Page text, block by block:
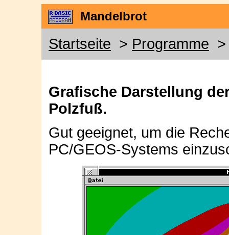
Mandelbrot
Startseite > Programme >
Grafische Darstellung
Polzfuß.
Gut geeignet, um die
PC/GEOS-Systems